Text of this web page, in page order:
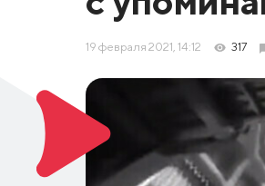
19 февраля 2021, 14:12 317